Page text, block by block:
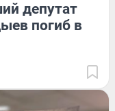
депутат
погиб в